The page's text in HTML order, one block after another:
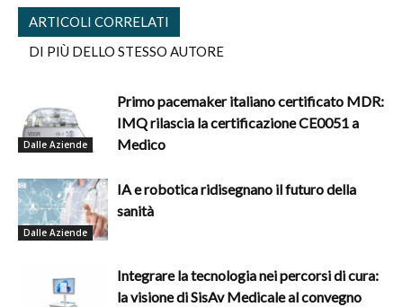
ARTICOLI CORRELATI
DI PIÙ DELLO STESSO AUTORE
Dalle Aziende
Primo pacemaker italiano certificato MDR:
IMQ rilascia la certificazione CE0051 a
Medico
Dalle Aziende
IA e robotica ridisegnano il futuro della
sanità
Integrare la tecnologia nei percorsi di cura:
la visione di SisAv Medicale al convegno